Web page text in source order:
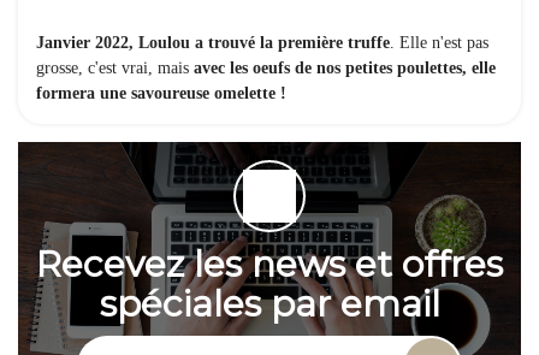
Janvier 2022, Loulou a trouvé la première truffe. Elle n'est pas
grosse, c'est vrai, mais avec les oeufs de nos petites poulettes, elle
formera une savoureuse omelette !
Recevez les news et offres
spéciales par email